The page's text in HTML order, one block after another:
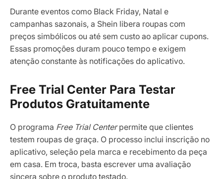
Durante eventos como Black Friday, Natal e
campanhas sazonais, a Shein libera roupas com
preços simbólicos ou até sem custo ao aplicar cupons.
Essas promoções duram pouco tempo e exigem
atenção constante às notificações do aplicativo.
Free Trial Center Para Testar
Produtos Gratuitamente
O programa Free Trial Centerpermite que clientes
testem roupas de graça. O processo inclui inscrição no
aplicativo, seleção pela marca e recebimento da peça
em casa. Em troca, basta escrever uma avaliação
sincera sobre o produto testado.